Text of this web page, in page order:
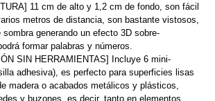
11 cm de alto y 1,2 cm de fondo, son fácil
metros de distancia, son bastante vistosos,
sombra generando un efecto 3D sobre-
formar palabras y números.
SIN HERRAMIENTAS] Incluye 6 mini-
adhesiva), es perfecto para superficies lisas
madera o acabados metálicos y plásticos,
y buzones, es decir, tanto en elementos